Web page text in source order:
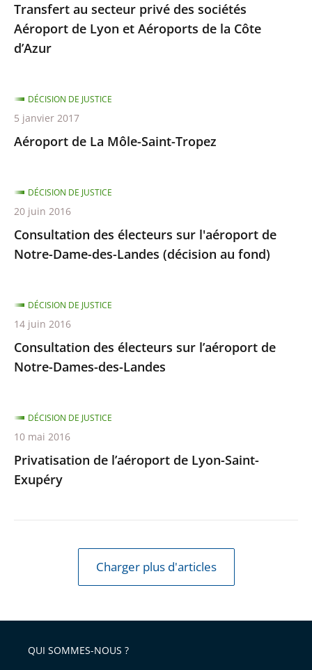
Transfert au secteur privé des sociétés
Aéroport de Lyon et Aéroports de la Côte
d’Azur
Aéroport de La Môle-Saint-Tropez
DÉCISION DE JUSTICE
5 janvier 2017
Consultation des électeurs sur l'aéroport de
Notre-Dame-des-Landes (décision au fond)
DÉCISION DE JUSTICE
20 juin 2016
Consultation des électeurs sur l’aéroport de
Notre-Dames-des-Landes
DÉCISION DE JUSTICE
14 juin 2016
Privatisation de l’aéroport de Lyon-Saint-
Exupéry
DÉCISION DE JUSTICE
10 mai 2016
Charger plus d'articles
QUI SOMMES-NOUS ?